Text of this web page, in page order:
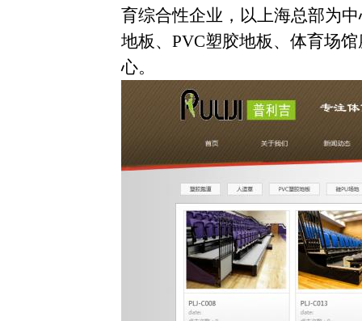
育综合性企业，以上海总部为
地板、PVC塑胶地板、体育场
心。